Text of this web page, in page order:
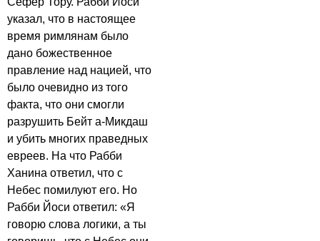
указал, что в настоящее
время римлянам было
дано божественное
правление над нацией, что
было очевидно из того
факта, что они смогли
разрушить Бейт а-Микдаш
и убить многих праведных
евреев. На что Рабби
Ханина ответил, что с
Небес помилуют его. Но
Рабби Йоси ответил: «Я
говорю слова логики, а ты